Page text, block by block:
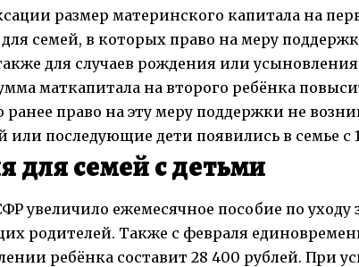
размер материнского капитала на
для семей, в которых право на меру
для случаев рождения или
маткапитала на второго ребёнка
ранее право на эту меру поддержки не
или последующие дети появились в семье с
для семей с детьми
увеличило ежемесячное пособие по уходу
родителей. Также с февраля
ребёнка составит 28 400 рублей. При